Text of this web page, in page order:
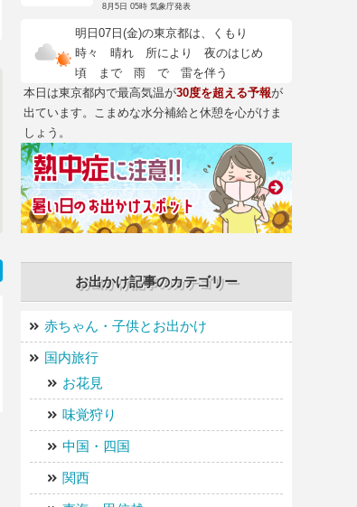
8月5日 05時 気象庁発表
明日07日(金)の東京都は、くもり
時々 晴れ 所により 夜のはじめ
頃 まで 雨 で 雷を伴う
本日は東京都内で最高気温が30度を超える予報が
出ています。こまめな水分補給と休憩を心がけま
しょう。
お出かけ記事のカテゴリー
赤ちゃん・子供とお出かけ
国内旅行
お花見
味覚狩り
中国・四国
関西